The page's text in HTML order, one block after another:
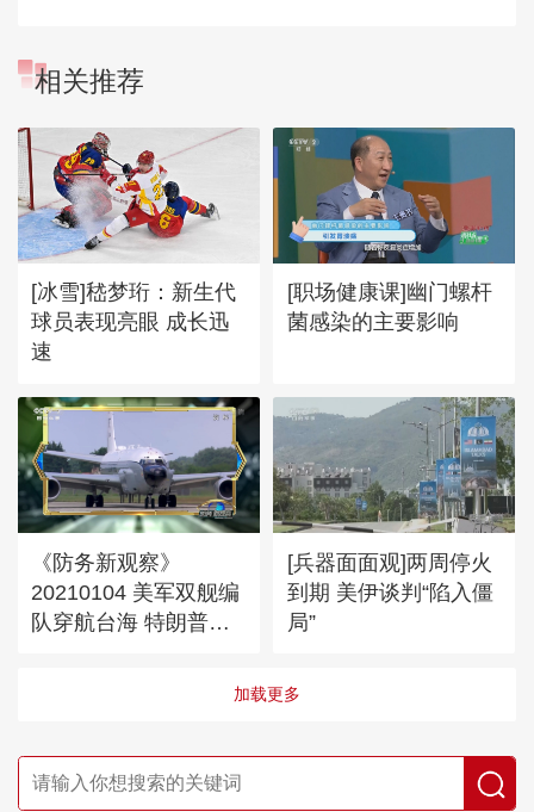
相关推荐
[冰雪]嵇梦珩：新生代
球员表现亮眼 成长迅
速
[职场健康课]幽门螺杆
菌感染的主要影响
《防务新观察》
20210104 美军双舰编
队穿航台海 特朗普任
[兵器面面观]两周停火
到期 美伊谈判“陷入僵
局”
加载更多